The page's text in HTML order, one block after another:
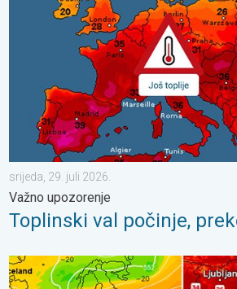
srijeda, 29. juli 2026.
Važno upozorenje
Toplinski val počinje,
Vrlo vrući ljetni dani se nižu.